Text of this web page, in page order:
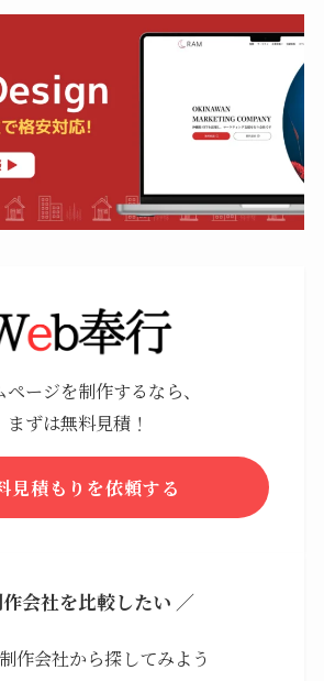
ページを制作するなら、
まずは無料見積！
見積もりを依頼する
会社を比較したい ／
作会社から探してみよう